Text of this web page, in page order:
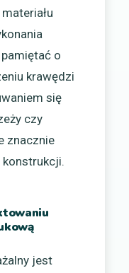
o
krawędzi
się
czy
znacznie
konstrukcji.
jest